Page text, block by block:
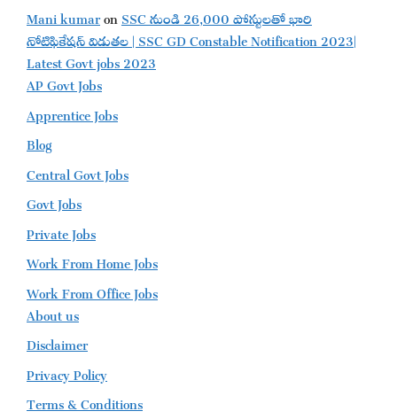
Mani kumaronSSC నుండి 26,000 పోస్టులతో భారి
నోటిఫికేషన్ విడుతల | SSC GD Constable Notification 2023|
Latest Govt jobs 2023
AP Govt Jobs
Apprentice Jobs
Blog
Central Govt Jobs
Govt Jobs
Private Jobs
Work From Home Jobs
Work From Office Jobs
About us
Disclaimer
Privacy Policy
Terms & Conditions